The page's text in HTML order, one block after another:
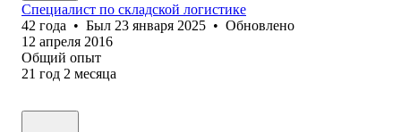
Специалист по складской логистике
42 года • Был 23 января 2025 • Обновлено
12 апреля 2016
Общий опыт
21 год 2 месяца